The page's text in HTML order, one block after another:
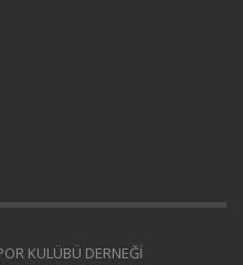
KULÜBÜ DERNEĞİ